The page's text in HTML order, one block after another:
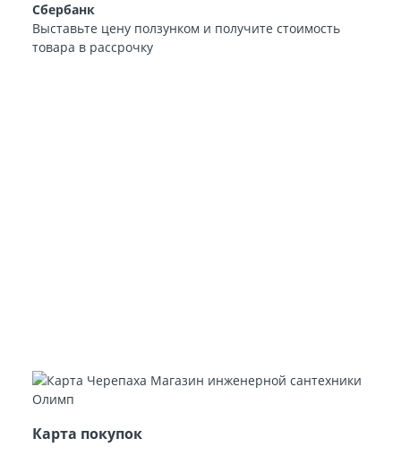
Сбербанк
Выставьте цену ползунком и получите стоимость
товара в рассрочку
Карта покупок